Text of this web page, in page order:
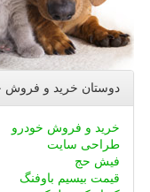
دوستان خرید و فروش
خرید و فروش خودرو
طراحی سایت
فیش حج
قیمت بیسیم باوفنگ